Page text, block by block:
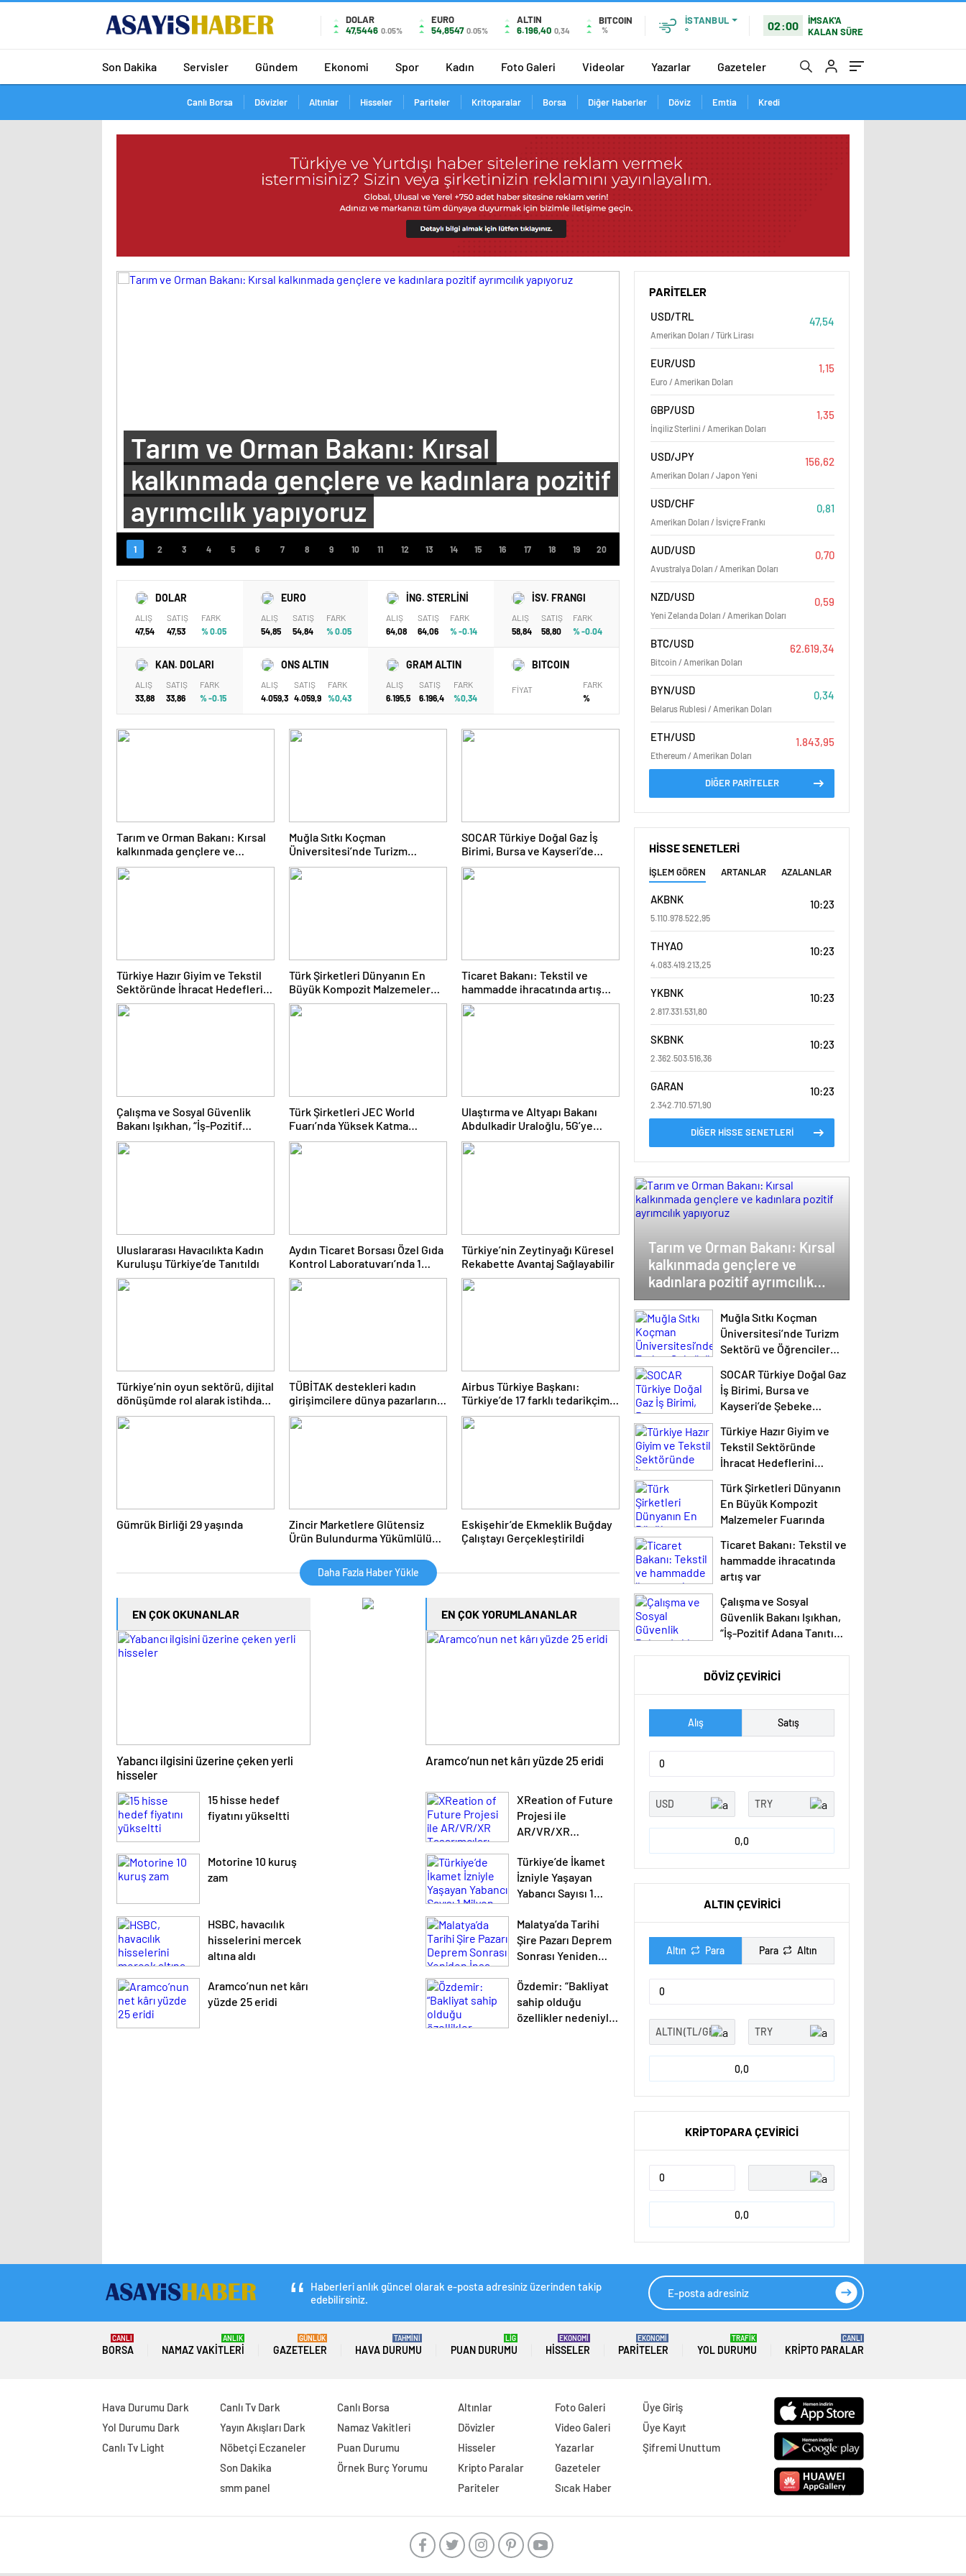
DOLAR
47,5446 0.05%
EURO
54,8547 0.05%
ALTIN
6.196,40 0,34
BITCOIN
%
İSTANBUL
°
02:00
İMSAK'A
KALAN SÜRE
Son Dakika Servisler Gündem Ekonomi Spor Kadın Foto Galeri Videolar Yazarlar Gazeteler
Canlı Borsa Dövizler Altınlar Hisseler Pariteler Kritoparalar Borsa Diğer Haberler Döviz Emtia Kredi
Tarım ve Orman Bakanı: Kırsal
kalkınmada gençlere ve kadınlara pozitif
ayrımcılık yapıyoruz
Muğla Sıtkı Koçman
Turizm Sektörü ve
DOLAR
ALIŞ
47,54
SATIŞ
47,53
FARK
% 0.05
EURO
ALIŞ
54,85
SATIŞ
54,84
FARK
% 0.05
İNG. STERLİNİ
ALIŞ
64,08
SATIŞ
64,06
FARK
% -0.14
İSV. FRANGI
ALIŞ
58,84
SATIŞ
58,80
FARK
% -0.04
KAN. DOLARI
ALIŞ
33,88
SATIŞ
33,86
FARK
% -0.15
ONS ALTIN
ALIŞ
4.059,3
SATIŞ
4.059,9
FARK
%0,43
GRAM ALTIN
ALIŞ
6.195,5
SATIŞ
6.196,4
FARK
%0,34
BITCOIN
FİYAT
FARK
%
Tarım ve Orman Bakanı: Kırsal
kalkınmada gençlere ve
kadınlara pozitif ayrımcılık
yapıyoruz
Muğla Sıtkı Koçman
Üniversitesi’nde Turizm
Sektörü ve Öğrenciler Buluştu
SOCAR Türkiye Doğal Gaz İş
Birimi, Bursa ve Kayseri’de
Şebeke Uzunluğunu Artıracak
Türkiye Hazır Giyim ve Tekstil
Sektöründe İhracat Hedeflerini
Açıkladı
Türk Şirketleri Dünyanın En
Büyük Kompozit Malzemeler
Fuarında
Ticaret Bakanı: Tekstil ve
hammadde ihracatında artış
var
Çalışma ve Sosyal Güvenlik
Bakanı Işıkhan, “İş-Pozitif
Adana Tanıtım Programı”nda
konuştu Açıklaması
Türk Şirketleri JEC World
Fuarı’nda Yüksek Katma
Değerli Mühendislik
Çözümlerini Sergiliyor
Ulaştırma ve Altyapı Bakanı
Abdulkadir Uraloğlu, 5G’ye
2026’da geçileceğini belirtti
Uluslararası Havacılıkta Kadın
Kuruluşu Türkiye’de Tanıtıldı
Aydın Ticaret Borsası Özel Gıda
Kontrol Laboratuvarı’nda 1
Yılda 4 Bin 180 Zeytinyağı
Analizi Gerçekleştirildi
Türkiye’nin Zeytinyağı Küresel
Rekabette Avantaj Sağlayabilir
Türkiye’nin oyun sektörü, dijital
dönüşümde rol alarak istihdamı
artırdı
TÜBİTAK destekleri kadın
girişimcilere dünya pazarlarının
kapılarını açıyor
Airbus Türkiye Başkanı:
Türkiye’de 17 farklı tedarikçimiz
bulunuyor
Gümrük Birliği 29 yaşında
Zincir Marketlere Glütensiz
Ürün Bulundurma Yükümlülüğü
Eskişehir’de Ekmeklik Buğday
Çalıştayı Gerçekleştirildi
Daha Fazla Haber Yükle
EN ÇOK OKUNANLAR
Yabancı ilgisini üzerine çeken yerli
hisseler
15 hisse hedef
fiyatını yükseltti
Motorine 10 kuruş
zam
HSBC, havacılık
hisselerini mercek
altına aldı
Aramco’nun net kârı
yüzde 25 eridi
EN ÇOK YORUMLANANLAR
Aramco’nun net kârı yüzde 25 eridi
XReation of Future
Projesi ile
AR/VR/XR
Yetiştirilecek
Türkiye’de İkamet
İzniyle Yaşayan
Yabancı Sayısı 1
Geriledi
Malatya’da Tarihi
Şire Pazarı Deprem
Sonrası Yeniden
Özdemir: “Bakliyat
sahip olduğu
özellikler nedeniyle
PARİTELER
USD/TRL
Amerikan Doları / Türk Lirası
47,54
EUR/USD
Euro / Amerikan Doları
1,15
GBP/USD
İngiliz Sterlini / Amerikan Doları
1,35
USD/JPY
Amerikan Doları / Japon Yeni
156,62
USD/CHF
Amerikan Doları / İsviçre Frankı
0,81
AUD/USD
Avustralya Doları / Amerikan Doları
0,70
NZD/USD
Yeni Zelanda Doları / Amerikan Doları
0,59
BTC/USD
Bitcoin / Amerikan Doları
62.619,34
BYN/USD
Belarus Rublesi / Amerikan Doları
0,34
ETH/USD
Ethereum / Amerikan Doları
1.843,95
DİĞER PARİTELER
HİSSE SENETLERİ
İŞLEM GÖREN ARTANLAR AZALANLAR
AKBNK
5.110.978.522,95
10:23
THYAO
4.083.419.213,25
10:23
YKBNK
2.817.331.531,80
10:23
SKBNK
2.362.503.516,36
10:23
GARAN
2.342.710.571,90
10:23
DİĞER HİSSE SENETLERİ
Tarım ve Orman Bakanı: Kırsal
kalkınmada gençlere ve
kadınlara pozitif ayrımcılık
yapıyoruz
Muğla Sıtkı Koçman
Üniversitesi’nde Turizm
Sektörü ve Öğrenciler
SOCAR Türkiye Doğal Gaz
İş Birimi, Bursa ve
Kayseri’de Şebeke
Türkiye Hazır Giyim ve
Tekstil Sektöründe
İhracat Hedeflerini
Türk Şirketleri Dünyanın
En Büyük Kompozit
Malzemeler Fuarında
Ticaret Bakanı: Tekstil ve
hammadde ihracatında
artış var
Çalışma ve Sosyal
Güvenlik Bakanı Işıkhan,
“İş-Pozitif Adana Tanıtım
DÖVİZ ÇEVİRİCİ
Alış Satış
0,0
ALTIN ÇEVİRİCİ
Altın Para Para Altın
0,0
KRİPTOPARA ÇEVİRİCİ
0,0
Haberleri anlık güncel olarak e-posta adresiniz üzerinden takip
edebilirsiniz.
BORSA
CANLI
NAMAZ VAKITLERI
ANLIK
GAZETELER
GÜNLÜK
HAVA DURUMU
TAHMİNİ
PUAN DURUMU
LİG
HISSELER
EKONOMİ
PARITELER
EKONOMİ
YOL DURUMU
TRAFİK
KRIPTO PARALAR
CANLI
Hava Durumu Dark
Yol Durumu Dark
Canlı Tv Light
Canlı Tv Dark
Yayın Akışları Dark
Nöbetçi Eczaneler
Son Dakika
smm panel
Canlı Borsa
Namaz Vakitleri
Puan Durumu
Örnek Burç Yorumu
Altınlar
Dövizler
Hisseler
Kripto Paralar
Pariteler
Foto Galeri
Video Galeri
Yazarlar
Gazeteler
Sıcak Haber
Üye Giriş
Üye Kayıt
Şifremi Unuttum